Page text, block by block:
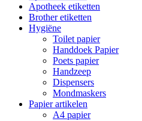
Apotheek etiketten
Brother etiketten
Hygiëne
Toilet papier
Handdoek Papier
Poets papier
Handzeep
Dispensers
Mondmaskers
Papier artikelen
A4 papier